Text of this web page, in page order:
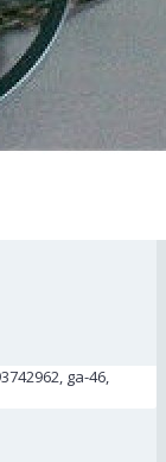
ga-46,